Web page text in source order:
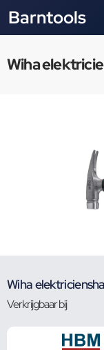
Barntools
Wiha
Wiha
Verkrijgbaar bij